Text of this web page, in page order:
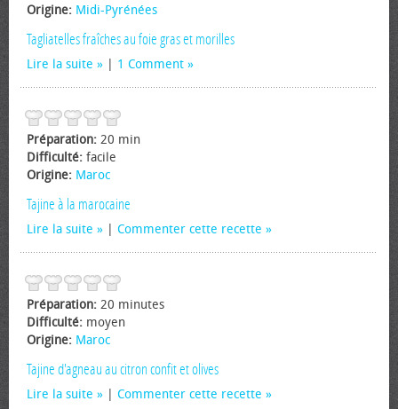
Origine: Midi-Pyrénées
Tagliatelles fraîches au foie gras et morilles
Lire la suite 1 Comment
Préparation: 20 min
Difficulté: facile
Origine: Maroc
Tajine à la marocaine
Lire la suite Commenter cette recette
Préparation: 20 minutes
Difficulté: moyen
Origine: Maroc
Tajine d'agneau au citron confit et olives
Lire la suite Commenter cette recette